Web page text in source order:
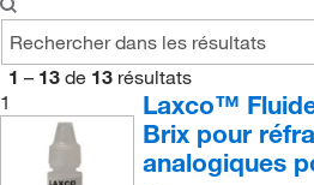
1 – 13 de 13 résultats
1
Laxco™
Brix pour
analogiques